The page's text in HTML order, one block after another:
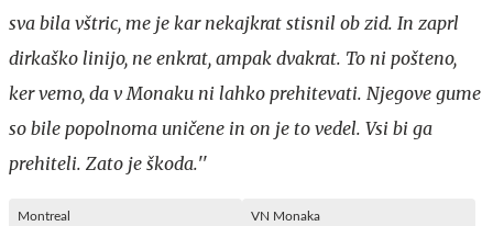
sva bila vštric, me je kar nekajkrat stisnil ob zid. In zaprl
dirkaško linijo, ne enkrat, ampak dvakrat. To ni pošteno,
ker vemo, da v Monaku ni lahko prehitevati. Njegove gume
so bile popolnoma uničene in on je to vedel. Vsi bi ga
prehiteli. Zato je škoda.''
Montreal VN Monaka